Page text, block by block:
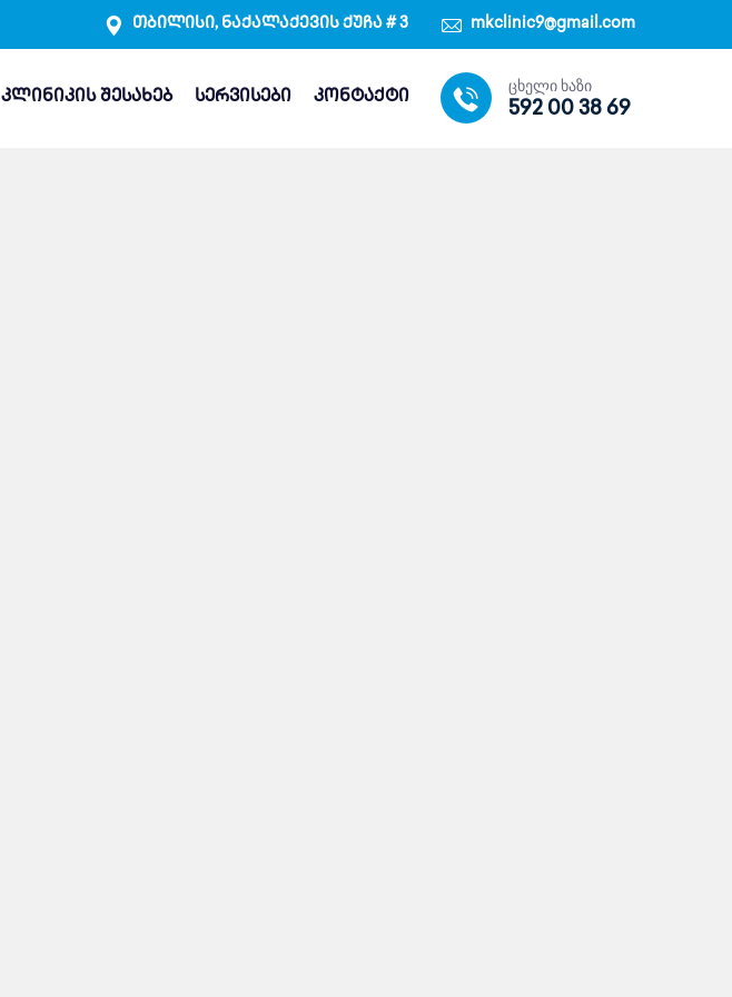
თბილისი, ნაქალაქევის ქუჩა # 3 mkclinic9@gmail.com
კლინიკის შესახებ სერვისები კონტაქტი
ცხელი ხაზი
592 00 38 69